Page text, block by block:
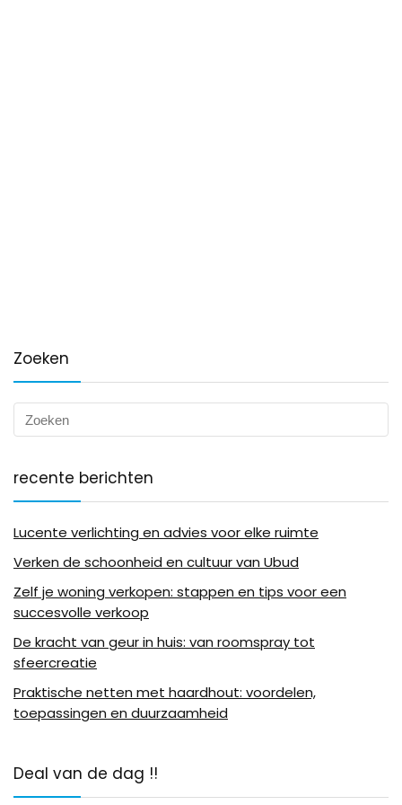
Zoeken
recente berichten
Lucente verlichting en advies voor elke ruimte
Verken de schoonheid en cultuur van Ubud
Zelf je woning verkopen: stappen en tips voor een
succesvolle verkoop
De kracht van geur in huis: van roomspray tot
sfeercreatie
Praktische netten met haardhout: voordelen,
toepassingen en duurzaamheid
Deal van de dag !!